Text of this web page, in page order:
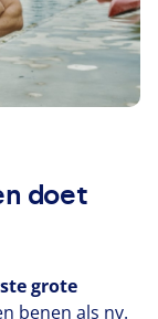
doet
grote
benen als nv.